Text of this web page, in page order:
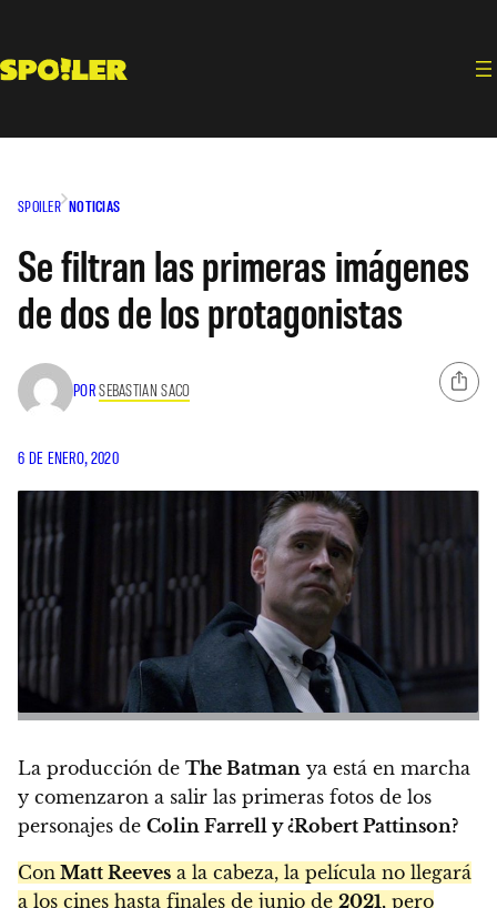
contenido
SPOILER NOTICIAS
Se filtran las primeras imágenes
de dos de los protagonistas
PORSEBASTIAN SACO
6 DE ENERO, 2020
La producción de The Batman ya está en marcha
y comenzaron a salir las primeras fotos de los
personajes de Colin Farrell y ¿Robert Pattinson?
Con Matt Reeves a la cabeza, la película no llegará
a los cines hasta finales de junio de 2021, pero